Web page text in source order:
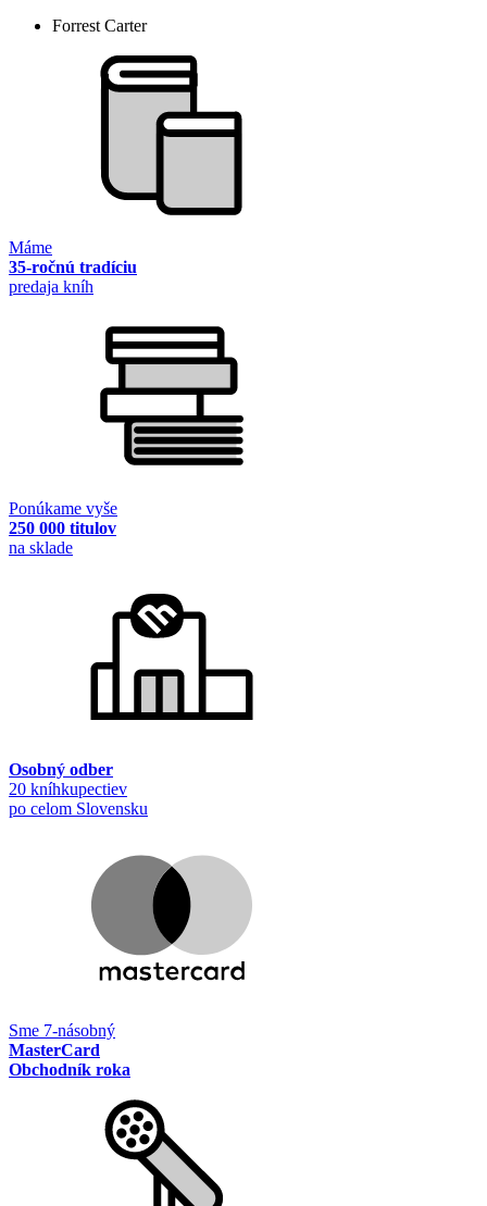
Forrest Carter
Máme
35-ročnú tradíciu
predaja kníh
Ponúkame vyše
250 000 titulov
na sklade
Osobný odber
20 kníhkupectiev
po celom Slovensku
Sme 7-násobný
MasterCard
Obchodník roka